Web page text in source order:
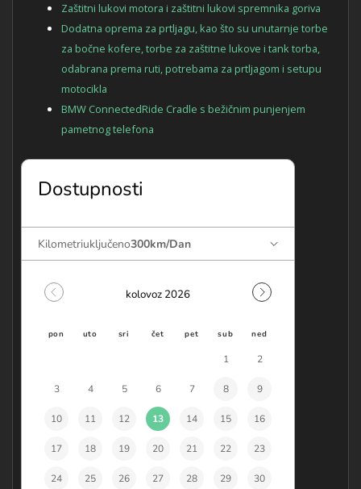
Zaštitni lukovi motora i zaštitni lukovi spremnika goriva
Dodatna oprema za prtljagu, kao što su unutarnje torbe
za bočne kofere, torbe za zaštitne lukove i tank torba,
odabrana prema ruti, potrebama za prtljagom i setupu
motocikla
BMW ConnectedRide Cradle s bežičnim punjenjem
pametnog telefona